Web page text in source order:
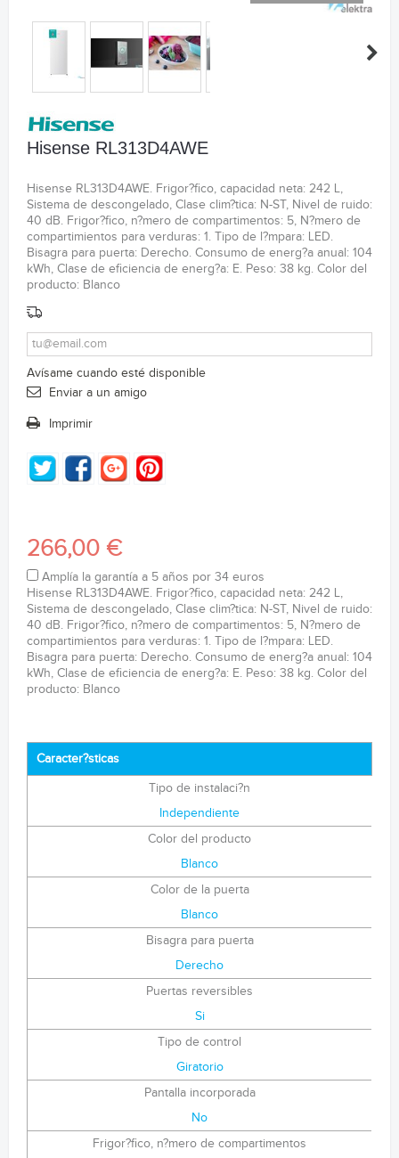
Hisense RL313D4AWE
Hisense RL313D4AWE. Frigor?fico, capacidad neta: 242 L,
Sistema de descongelado, Clase clim?tica: N-ST, Nivel de ruido:
40 dB. Frigor?fico, n?mero de compartimentos: 5, N?mero de
compartimientos para verduras: 1. Tipo de l?mpara: LED.
Bisagra para puerta: Derecho. Consumo de energ?a anual: 104
kWh, Clase de eficiencia de energ?a: E. Peso: 38 kg. Color del
producto: Blanco
Avísame cuando esté disponible
Enviar a un amigo
Imprimir
266,00 €
Amplía la garantía a 5 años por 34 euros
Hisense RL313D4AWE. Frigor?fico, capacidad neta: 242 L,
Sistema de descongelado, Clase clim?tica: N-ST, Nivel de ruido:
40 dB. Frigor?fico, n?mero de compartimentos: 5, N?mero de
compartimientos para verduras: 1. Tipo de l?mpara: LED.
Bisagra para puerta: Derecho. Consumo de energ?a anual: 104
kWh, Clase de eficiencia de energ?a: E. Peso: 38 kg. Color del
producto: Blanco
Caracter?sticas
Tipo de instalaci?n
Independiente
Color del producto
Blanco
Color de la puerta
Blanco
Bisagra para puerta
Derecho
Puertas reversibles
Si
Tipo de control
Giratorio
Pantalla incorporada
No
Frigor?fico, n?mero de compartimentos